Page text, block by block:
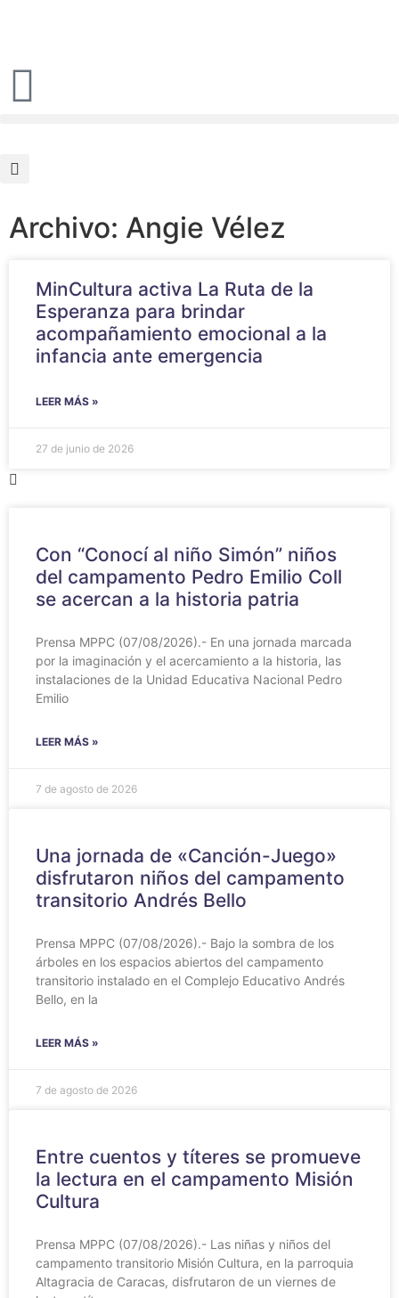
Archivo: Angie Vélez
MinCultura activa La Ruta de la
Esperanza para brindar
acompañamiento emocional a la
infancia ante emergencia
LEER MÁS »
27 de junio de 2026
Con “Conocí al niño Simón” niños
del campamento Pedro Emilio Coll
se acercan a la historia patria
Prensa MPPC (07/08/2026).- En una jornada marcada
por la imaginación y el acercamiento a la historia, las
instalaciones de la Unidad Educativa Nacional Pedro
Emilio
LEER MÁS »
7 de agosto de 2026
Una jornada de «Canción-Juego»
disfrutaron niños del campamento
transitorio Andrés Bello
Prensa MPPC (07/08/2026).- Bajo la sombra de los
árboles en los espacios abiertos del campamento
transitorio instalado en el Complejo Educativo Andrés
Bello, en la
LEER MÁS »
7 de agosto de 2026
Entre cuentos y títeres se promueve
la lectura en el campamento Misión
Cultura
Prensa MPPC (07/08/2026).- Las niñas y niños del
campamento transitorio Misión Cultura, en la parroquia
Altagracia de Caracas, disfrutaron de un viernes de